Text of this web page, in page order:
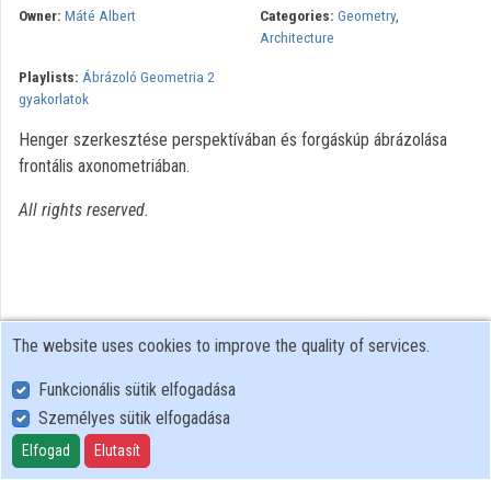
Organization playlists
Contributors
Owner: Máté Albert Categories: Geometry,
Architecture
Playlists: Ábrázoló Geometria 2
gyakorlatok
Henger szerkesztése perspektívában és forgáskúp ábrázolása
frontális axonometriában.
All rights reserved.
User Policy
Adatkezelési tájékoztató (en)
Cookie Policy
The website uses cookies to improve the quality of services.
Funkcionális sütik elfogadása
Személyes sütik elfogadása
Elfogad Elutasít